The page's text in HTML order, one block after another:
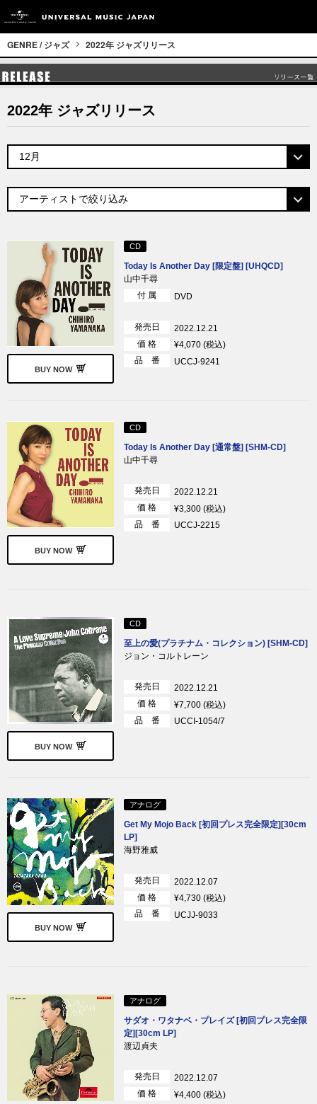
GENRE / ジャズ 2022年 ジャズリリース
2022年 ジャズリリース
BUY NOW
CD
Today Is Another Day [限定盤] [UHQCD]
山中千尋
付 属
DVD
発売日
2022.12.21
価 格
¥4,070 (税込)
品 番
UCCJ-9241
BUY NOW
CD
Today Is Another Day [通常盤] [SHM-CD]
山中千尋
発売日
2022.12.21
価 格
¥3,300 (税込)
品 番
UCCJ-2215
BUY NOW
CD
至上の愛(プラチナム・コレクション) [SHM-CD]
ジョン・コルトレーン
発売日
2022.12.21
価 格
¥7,700 (税込)
品 番
UCCI-1054/7
BUY NOW
アナログ
Get My Mojo Back [初回プレス完全限定][30cm
LP]
海野雅威
発売日
2022.12.07
価 格
¥4,730 (税込)
品 番
UCJJ-9033
アナログ
サダオ・ワタナベ・プレイズ [初回プレス完全限
定][30cm LP]
渡辺貞夫
発売日
2022.12.07
価 格
¥4,400 (税込)